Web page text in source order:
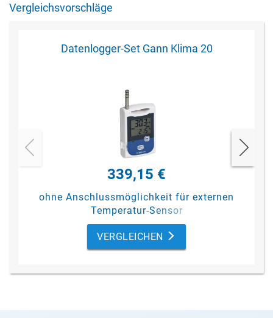
Vergleichsvorschläge
Datenlogger-Set Gann Klima 20
339,15 €
ohne Anschlussmöglichkeit für externen
Temperatur-Sensor
VERGLEICHEN